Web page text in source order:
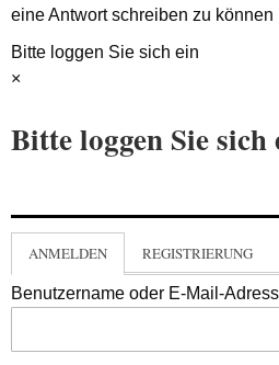
eine Antwort schreiben zu können
Bitte loggen Sie sich ein
×
Bitte loggen Sie sich
ANMELDEN REGISTRIERUNG
Benutzername oder E-Mail-